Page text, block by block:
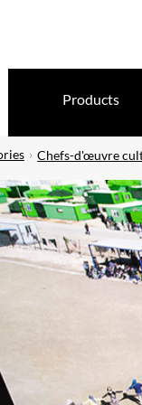
Products
Chefs-d'œuvre